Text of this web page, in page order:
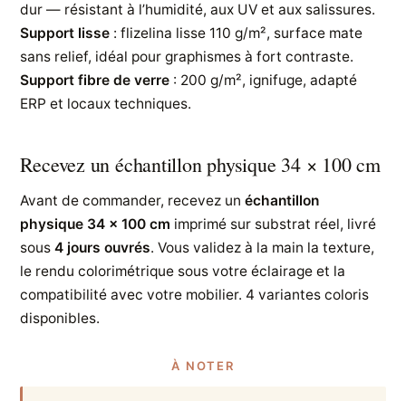
dur — résistant à l’humidité, aux UV et aux salissures.
Support lisse : flizelina lisse 110 g/m², surface mate
sans relief, idéal pour graphismes à fort contraste.
Support fibre de verre : 200 g/m², ignifuge, adapté
ERP et locaux techniques.
Recevez un échantillon physique 34 × 100 cm
Avant de commander, recevez unéchantillon
physique 34 × 100 cm imprimé sur substrat réel, livré
sous4 jours ouvrés. Vous validez à la main la texture,
le rendu colorimétrique sous votre éclairage et la
compatibilité avec votre mobilier. 4 variantes coloris
disponibles.
À NOTER